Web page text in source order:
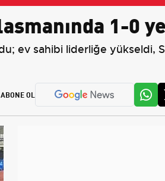
1-0
ev sahibi liderliğe yükseldi,
ABONE OL